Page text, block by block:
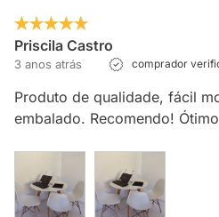
Priscila Castro
3 anos atrás comprador
Produto de qualidade, fácil
embalado. Recomendo!